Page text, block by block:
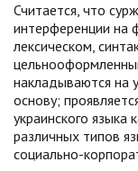
Считается, что
интерференции на
лексическом,
накладываются на
основу;
украинского
различных типов
социально-